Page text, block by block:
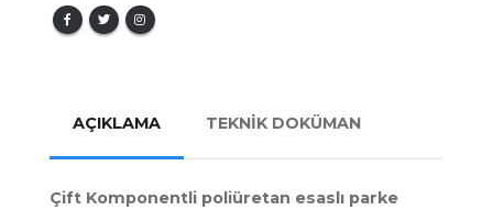
AÇIKLAMA TEKNİK DOKÜMAN
Çift Komponentli poliüretan esaslı parke